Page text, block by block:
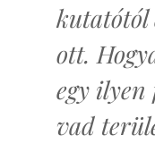
kutatótól
ott.
egy
vad